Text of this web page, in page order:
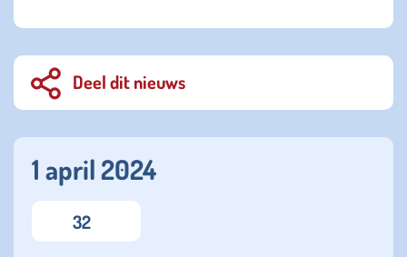
Deel dit nieuws
1 april 2024
32